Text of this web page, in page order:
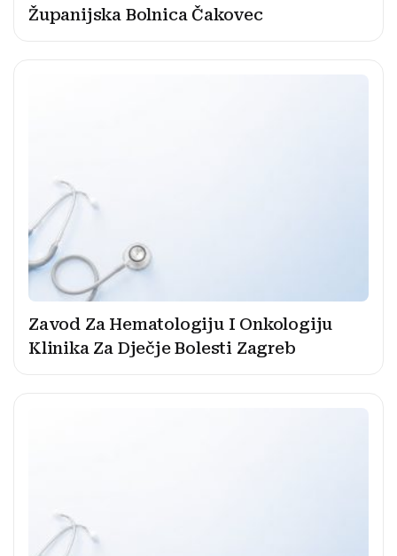
Županijska Bolnica Čakovec
Zavod Za Hematologiju I Onkologiju
Klinika Za Dječje Bolesti Zagreb